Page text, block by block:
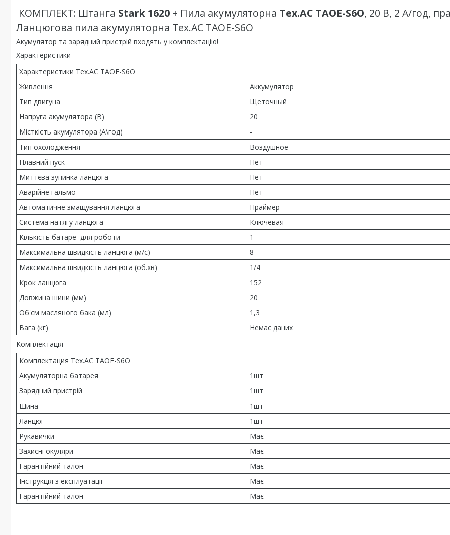
КОМПЛЕКТ: Штанга Stark 1620 + Пила акумуляторна Tex.AC TAOE-S6O, 20 В, 2 А/год,
Ланцюгова пила акумуляторна Tex.AC TAOE-S6O
Акумулятор та зарядний пристрій входять у комплектацію!
Характеристики
Характеристики Tex.AC TAOE-S6O
Живлення
Аккумулятор
Тип двигуна
Щеточный
Напруга акумулятора (В)
20
Місткість акумулятора (А\год)
-
Тип охолодження
Воздушное
Плавний пуск
Нет
Миттєва зупинка ланцюга
Нет
Аварійне гальмо
Нет
Автоматичне змащування ланцюга
Праймер
Система натягу ланцюга
Ключевая
Кількість батареї для роботи
1
Максимальна швидкість ланцюга (м/с)
8
Максимальна швидкість ланцюга (об.хв)
1/4
Крок ланцюга
152
Довжина шини (мм)
20
Об'єм масляного бака (мл)
1,3
Вага (кг)
Немає даних
Комплектація
Комплектация Tex.AC TAOE-S6O
Акумуляторна батарея
1шт
Зарядний пристрій
1шт
Шина
1шт
Ланцюг
1шт
Рукавички
Має
Захисні окуляри
Має
Гарантійний талон
Має
Інструкція з експлуатації
Має
Гарантійний талон
Має